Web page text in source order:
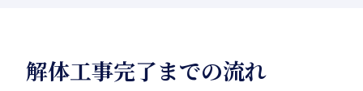
解体工事完了までの流れ